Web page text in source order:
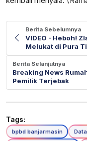
Berita Sebelumnya
VIDEO - Heboh!
Melukat di Pura
Berita Selanjutnya
Breaking News
Pemilik Terjebak
Tags:
bpbd banjarmasin